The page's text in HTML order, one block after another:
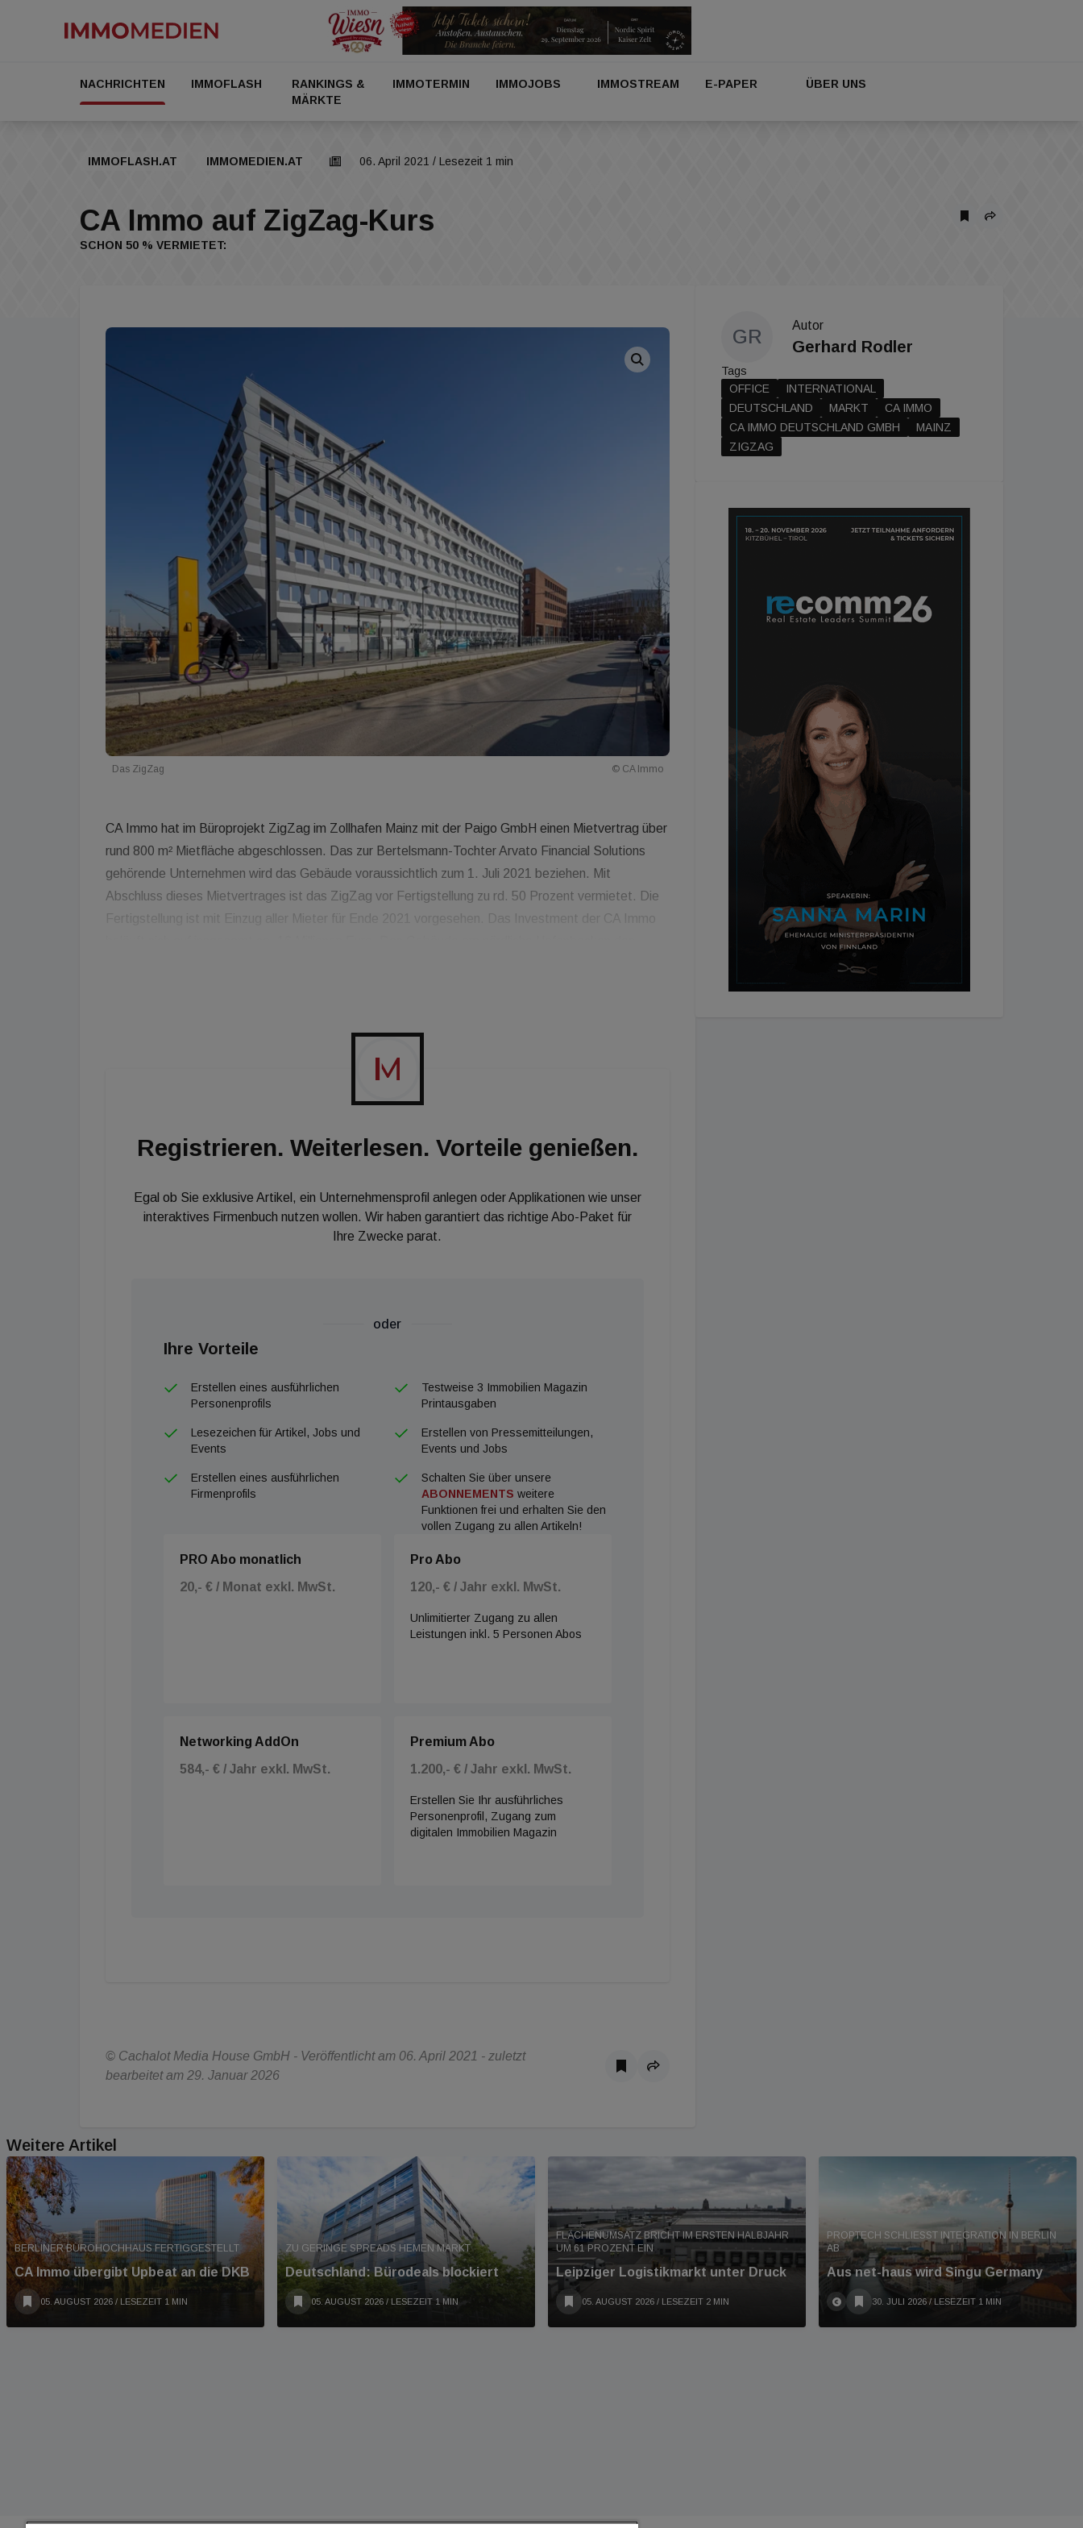
NACHRICHTEN IMMOFLASH
RANKINGS &
MÄRKTE
IMMOTERMIN IMMOJOBS IMMOSTREAM E-PAPER ÜBER UNS
IMMOFLASH.AT IMMOMEDIEN.AT 06. April 2021 / Lesezeit 1 min
CA Immo auf ZigZag-Kurs
SCHON 50 % VERMIETET:
Das ZigZag © CA Immo
CA Immo hat im Büroprojekt ZigZag im Zollhafen Mainz mit der Paigo GmbH einen Mietvertrag über
rund 800 m² Mietfläche abgeschlossen. Das zur Bertelsmann-Tochter Arvato Financial Solutions
gehörende Unternehmen wird das Gebäude voraussichtlich zum 1. Juli 2021 beziehen. Mit
Abschluss dieses Mietvertrages ist das ZigZag vor Fertigstellung zu rd. 50 Prozent vermietet. Die
Fertigstellung ist mit Einzug aller Mieter für Ende 2021 vorgesehen. Das Investment der CA Immo
Registrieren. Weiterlesen. Vorteile genießen.
Egal ob Sie exklusive Artikel, ein Unternehmensprofil anlegen oder Applikationen wie unser
interaktives Firmenbuch nutzen wollen. Wir haben garantiert das richtige Abo-Paket für
Ihre Zwecke parat.
oder
Ihre Vorteile
Erstellen eines ausführlichen
Personenprofils
Testweise 3 Immobilien Magazin
Printausgaben
Lesezeichen für Artikel, Jobs und
Events
Erstellen von Pressemitteilungen,
Events und Jobs
Erstellen eines ausführlichen
Firmenprofils
Schalten Sie über unsere
ABONNEMENTS weitere
Funktionen frei und erhalten Sie den
vollen Zugang zu allen Artikeln!
PRO Abo monatlich
20,- € / Monat exkl. MwSt.
Pro Abo
120,- € / Jahr exkl. MwSt.
Unlimitierter Zugang zu allen
Leistungen inkl. 5 Personen Abos
Networking AddOn
584,- € / Jahr exkl. MwSt.
Premium Abo
1.200,- € / Jahr exkl. MwSt.
Erstellen Sie Ihr ausführliches
Personenprofil, Zugang zum
digitalen Immobilien Magazin
© Cachalot Media House GmbH - Veröffentlicht am 06. April 2021 - zuletzt
bearbeitet am 29. Januar 2026
GR
Autor
Gerhard Rodler
Tags
OFFICE
INTERNATIONAL
DEUTSCHLAND
MARKT
CA IMMO
CA IMMO DEUTSCHLAND GMBH
MAINZ
ZIGZAG
Weitere Artikel
BERLINER BÜROHOCHHAUS FERTIGGESTELLT
CA Immo übergibt Upbeat an die DKB
05. AUGUST 2026 / LESEZEIT 1 MIN
ZU GERINGE SPREADS HEMEN MARKT
Deutschland: Bürodeals blockiert
05. AUGUST 2026 / LESEZEIT 1 MIN
FLÄCHENUMSATZ BRICHT IM ERSTEN HALBJAHR
UM 61 PROZENT EIN
Leipziger Logistikmarkt unter Druck
05. AUGUST 2026 / LESEZEIT 2 MIN
PROPTECH SCHLIESST INTEGRATION IN BERLIN A
B
Aus net-haus wird Singu Germany
30. JULI 2026 / LESEZEIT 1 MIN